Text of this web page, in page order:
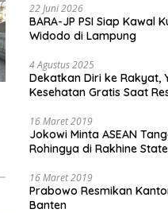
22 Juni 2026
BARA-JP PSI Siap Kawal
Widodo di Lampung
4 Agustus 2025
Dekatkan Diri ke Rakyat,
Kesehatan Gratis Saat
16 Maret 2019
Jokowi Minta ASEAN
Rohingya di Rakhine State
16 Maret 2019
Prabowo Resmikan
Banten